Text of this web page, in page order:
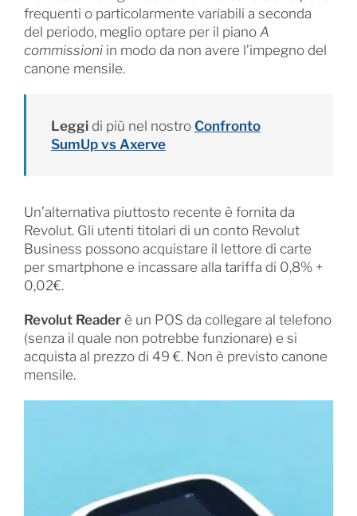
frequenti o particolarmente variabili a seconda
del periodo, meglio optare per il piano A
commissioniin modo da non avere l’impegno del
canone mensile.
Leggidi più nel nostro Confronto
SumUp vs Axerve
Un’alternativa piuttosto recente è fornita da
Revolut. Gli utenti titolari di un conto Revolut
Business possono acquistare il lettore di carte
per smartphone e incassare alla tariffa di 0,8% +
0,02€.
Revolut Readerè un POS da collegare al telefono
(senza il quale non potrebbe funzionare) e si
acquista al prezzo di 49 €. Non è previsto canone
mensile.